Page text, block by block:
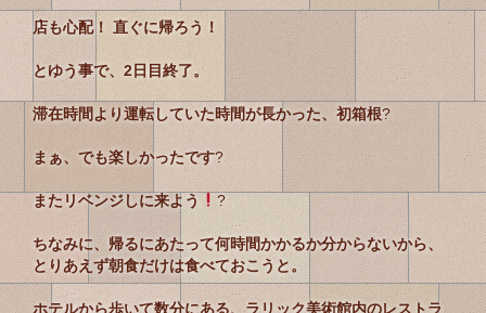
店も心配！ 直ぐに帰ろう！
とゆう事で、2日目終了。
滞在時間より運転していた時間が長かった、初箱根?
まぁ、でも楽しかったです?
またリベンジしに来よう ?
ちなみに、帰るにあたって何時間かかるか分からないから、
とりあえず朝食だけは食べておこうと。
ホテルから歩いて数分にある、ラリック美術館内のレストラ